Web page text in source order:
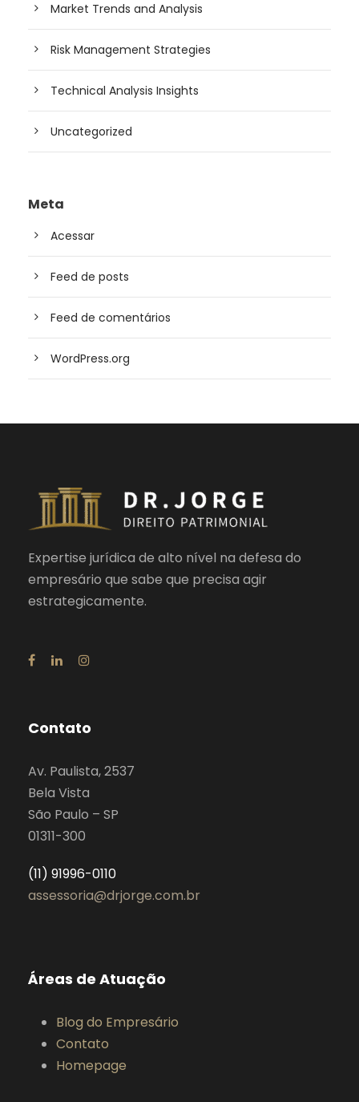
Market Trends and Analysis
Risk Management Strategies
Technical Analysis Insights
Uncategorized
Meta
Acessar
Feed de posts
Feed de comentários
WordPress.org
Expertise jurídica de alto nível na defesa do
empresário que sabe que precisa agir
estrategicamente.
Contato
Av. Paulista, 2537
Bela Vista
São Paulo – SP
01311-300
(11) 91996-0110
assessoria@drjorge.com.br
Áreas de Atuação
Blog do Empresário
Contato
Homepage